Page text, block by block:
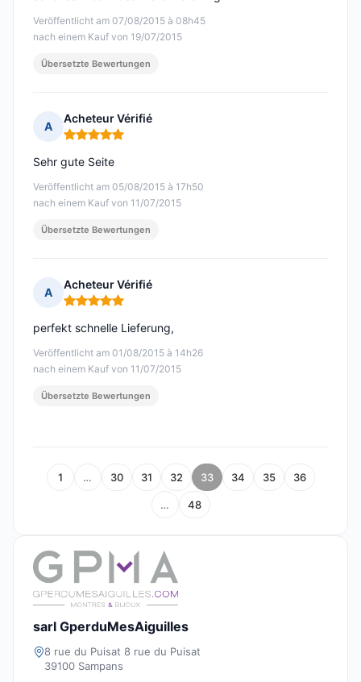
Veröffentlicht am 07/08/2015 à 08h45
nach einem Kauf von 19/07/2015
Übersetzte Bewertungen
A
Acheteur Vérifié
Hinweis: 5 von 5
Veröffentlicht am 05/08/2015 à 17h50
nach einem Kauf von 11/07/2015
Sehr gute Seite
Übersetzte Bewertungen
A
Acheteur Vérifié
Hinweis: 5 von 5
Veröffentlicht am 01/08/2015 à 14h26
nach einem Kauf von 11/07/2015
perfekt schnelle Lieferung,
Übersetzte Bewertungen
1 … 30 31 32 33 34 35 36
… 48
sarl GperduMesAiguilles
8 rue du Puisat 8 rue du Puisat
39100 Sampans